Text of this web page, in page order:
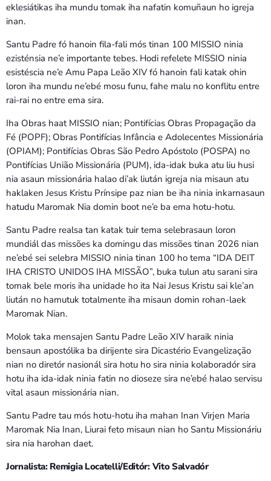
eklesiátikas iha mundu tomak iha nafatin komuñaun ho igreja
inan.
Santu Padre fó hanoin fila-fali mós tinan 100 MISSIO ninia
ezisténsia ne’e importante tebes. Hodi refelete MISSIO ninia
esistéscia ne’e Amu Papa Leão XIV fó hanoin fali katak ohin
loron iha mundu ne’ebé mosu funu, fahe malu no konflitu entre
rai-rai no entre ema sira.
Iha Obras haat MISSIO nian; Pontifícias Obras Propagação da
Fé (POPF); Obras Pontifícias Infância e Adolecentes Missionária
(OPIAM); Pontifícias Obras São Pedro Apóstolo (POSPA) no
Pontifícias União Missionária (PUM), ida-idak buka atu liu husi
nia asaun missionária halao di’ak liután igreja nia misaun atu
haklaken Jesus Kristu Prínsipe paz nian be iha ninia inkarnasaun
hatudu Maromak Nia domin boot ne’e ba ema hotu-hotu.
Santu Padre realsa tan katak tuir tema selebrasaun loron
mundiál das missões ka domingu das missões tinan 2026 nian
ne’ebé sei selebra MISSIO ninia tinan 100 ho tema “IDA DEIT
IHA CRISTO UNIDOS IHA MISSÃO”, buka tulun atu sarani sira
tomak bele moris iha unidade ho ita Nai Jesus Kristu sai kle’an
liután no hamutuk totalmente iha misaun domin rohan-laek
Maromak Nian.
Molok taka mensajen Santu Padre Leão XIV haraik ninia
bensaun apostólika ba dirijente sira Dicastério Evangelização
nian no diretór nasionál sira hotu ho sira ninia kolaboradór sira
hotu iha ida-idak ninia fatin no dioseze sira ne’ebé halao servisu
vital asaun missionária nian.
Santu Padre tau mós hotu-hotu iha mahan Inan Virjen Maria
Maromak Nia Inan, Liurai feto misaun nian ho Santu Missionáriu
sira nia harohan daet.
Jornalista: Remigia Locatelli/Editór: Vito Salvadór